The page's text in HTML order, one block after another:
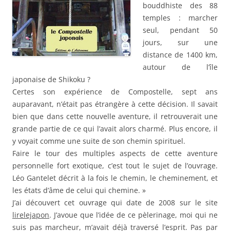
bouddhiste des 88
temples : marcher
seul, pendant 50
jours, sur une
distance de 1400 km,
autour de l’île
japonaise de Shikoku ?
Certes son expérience de Compostelle, sept ans
auparavant, n’était pas étrangère à cette décision. Il savait
bien que dans cette nouvelle aventure, il retrouverait une
grande partie de ce qui l’avait alors charmé. Plus encore, il
y voyait comme une suite de son chemin spirituel.
Faire le tour des multiples aspects de cette aventure
personnelle fort exotique, c’est tout le sujet de l’ouvrage.
Léo Gantelet décrit à la fois le chemin, le cheminement, et
les états d’âme de celui qui chemine. »
J’ai découvert cet ouvrage qui date de 2008 sur le site
lirelejapon. J’avoue que l’idée de ce pèlerinage, moi qui ne
suis pas marcheur, m’avait déjà traversé l’esprit. Pas par